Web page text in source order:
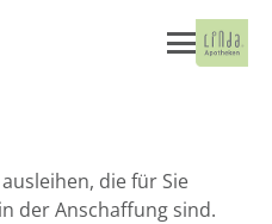
die für Sie
der Anschaffung sind.